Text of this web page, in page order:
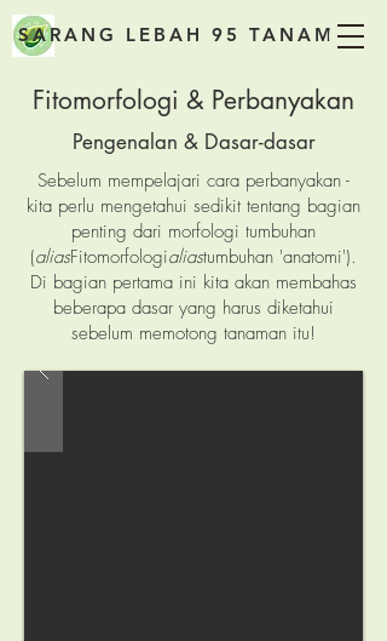
SARANG LEBAH 95 TANAMAN
Fitomorfologi & Perbanyakan
Pengenalan & Dasar-dasar
Sebelum mempelajari cara perbanyakan -
kita perlu mengetahui sedikit tentang bagian
penting dari morfologi tumbuhan
(aliasFitomorfologialiastumbuhan 'anatomi').
Di bagian pertama ini kita akan membahas
beberapa dasar yang harus diketahui
sebelum memotong tanaman itu!